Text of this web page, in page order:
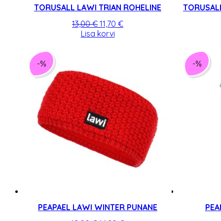
TORUSALL LAWI TRIAN ROHELINE
13,00€ Algne
hind
11,70 €Praegune
Lisa korvi
-%
PEAPAEL LAWI WINTER PUNANE
-%